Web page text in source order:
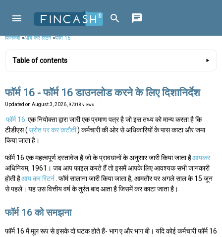
फिनकैश»आय कर रिटर्न»फॉर्म 16
Table of contents
फॉर्म 16 - फॉर्म 16 डाउनलोड करने के लिए दिशानिर्देश
Updated on August 3, 2026 , 97018 views
फॉर्म 16 एक नियोक्ता द्वारा जारी एक प्रमाण पत्र है जो इस तथ्य को मान्य करता है कि
टीडीएस (स्रोत पर कर कटौती) कर्मचारी की ओर से अधिकारियों के पास काटा और जमा
किया जाता है।
फॉर्म 16 एक महत्वपूर्ण दस्तावेज है जो के प्रावधानों के अनुसार जारी किया जाता हैआयकर
अधिनियम, 1961। जब आप फाइल करते हैं तो इसमें आपके लिए आवश्यक सभी जानकारी
होती हैआय कर रिटर्न. फॉर्म सालाना जारी किया जाता है, आमतौर पर अगले साल के 15 जून
से पहले। यह उस वित्तीय वर्ष के तुरंत बाद आता है जिसमें कर काटा जाता है।
फॉर्म 16 को समझना
फॉर्म 16 में मूल रूप से इसके दो घटक होते हैं- भाग ए और भाग बी। यदि कोई कर्मचारी फॉर्म 16